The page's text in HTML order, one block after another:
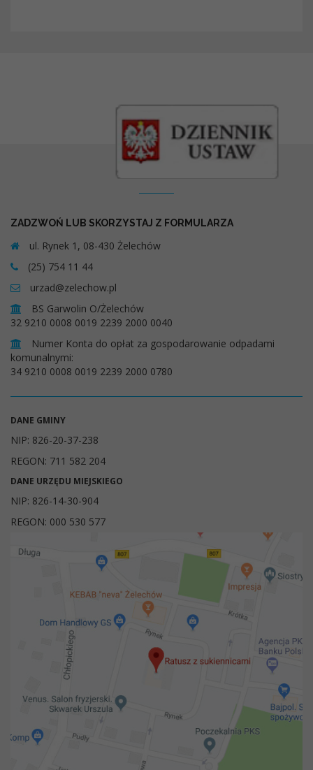
ZADZWOŃ LUB SKORZYSTAJ Z FORMULARZA
ul. Rynek 1, 08-430 Żelechów
(25) 754 11 44
urzad@zelechow.pl
BS Garwolin O/Żelechów
32 9210 0008 0019 2239 2000 0040
Numer Konta do opłat za gospodarowanie odpadami
komunalnymi:
34 9210 0008 0019 2239 2000 0780
DANE GMINY
NIP: 826-20-37-238
REGON: 711 582 204
DANE URZĘDU MIEJSKIEGO
NIP: 826-14-30-904
REGON: 000 530 577